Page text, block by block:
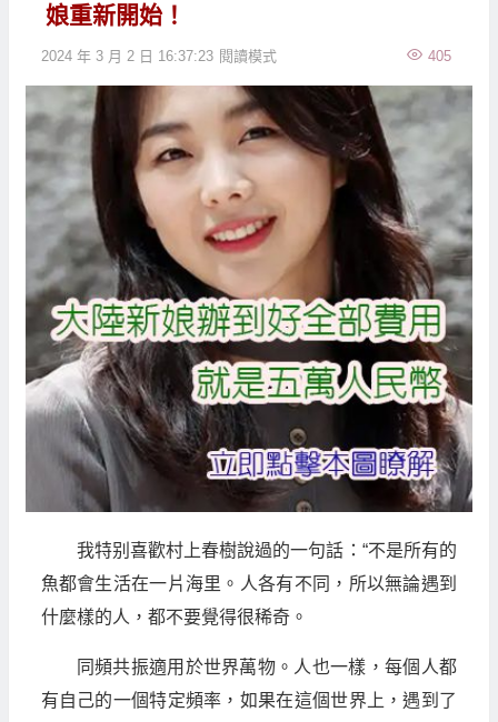
娘重新開始！
2024 年 3 月 2 日 16:37:23 405
閱讀模式
我特别喜歡村上春樹說過的一句話：“不是所有的
魚都會生活在一片海里。人各有不同，所以無論遇到
什麼樣的人，都不要覺得很稀奇。
同頻共振適用於世界萬物。人也一樣，每個人都
有自己的一個特定頻率，如果在這個世界上，遇到了